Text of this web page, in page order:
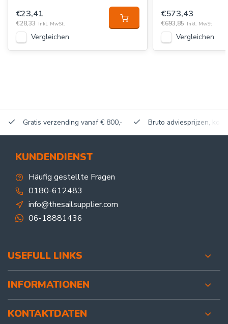
€23,41
€28,33 Inkl. MwSt.
Vergleichen
€573,43
€693,85 Inkl. MwSt.
Vergleichen
Gratis verzending vanaf € 800,- Bruto adviesprijzen,
KUNDENDIENST
Häufig gestellte Fragen
0180-612483
info@thesailsupplier.com
06-18881436
USEFULL LINKS
INFORMATIONEN
KONTAKTDATEN